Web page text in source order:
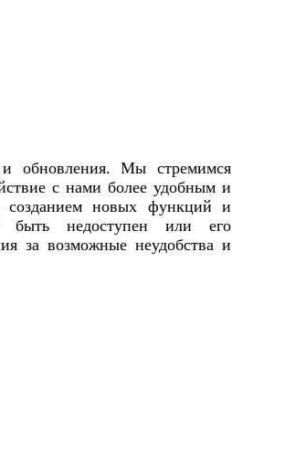
обновления. Мы стремимся
с нами более удобным и
созданием новых функций и
недоступен или его
за возможные неудобства и